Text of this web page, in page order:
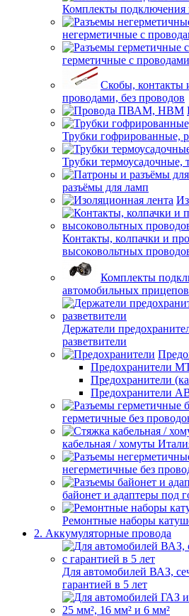
Комплекты
негерметичные с
герметичные с проводами
Скобы, контакты
проводами, без проводов
Трубки гофрированные,
Трубки
разъёмы для ламп
Контакты, колпачки и
высоковольтных
Комплекты
автомобильных прицепов
Держатели
разветвители
Предохранители
Предохранители
Предохранители
герметичные без
кабельная / хомуты
негерметичные без
байонет и адаптеры под
Ремонтные наборы
2. Аккумуляторные провода
Для автомобилей ВАЗ,
гарантией в 5 лет